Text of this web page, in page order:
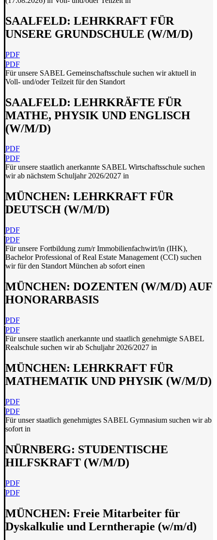
SAALFELD: LEHRKRAFT FÜR
UNSERE GRUNDSCHULE (W/M/D)
PDF
PDF
Für unsere SABEL Gemeinschaftsschule suchen wir aktuell in
Voll- und/oder Teilzeit für den Standort
SAALFELD: LEHRKRÄFTE FÜR
MATHE, PHYSIK UND ENGLISCH
(W/M/D)
PDF
PDF
Für unsere staatlich anerkannte SABEL Wirtschaftsschule suchen
wir ab nächstem Schuljahr 2026/2027 in
MÜNCHEN: LEHRKRAFT FÜR
DEUTSCH (W/M/D)
PDF
PDF
Für unsere Fortbildung zum/r Immobilienfachwirt/in (IHK),
Bachelor Professional of Real Estate Management (CCI) suchen
wir für den Standort München ab sofort einen
MÜNCHEN: DOZENTEN (W/M/D) AUF
HONORARBASIS
PDF
PDF
Für unsere staatlich anerkannte und staatlich genehmigte SABEL
Realschule suchen wir ab Schuljahr 2026/2027 in
MÜNCHEN: LEHRKRAFT FÜR
MATHEMATIK UND PHYSIK (W/M/D)
PDF
PDF
Für unser staatlich genehmigtes SABEL Gymnasium suchen wir ab
sofort in
NÜRNBERG: STUDENTISCHE
HILFSKRAFT (W/M/D)
PDF
PDF
MÜNCHEN: Freie Mitarbeiter für
Dyskalkulie und Lerntherapie (w/m/d)